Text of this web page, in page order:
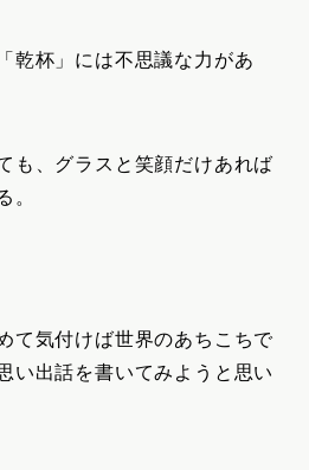
乾杯」には不思議な力があ
も、グラスと笑顔だけあれば
。
て気付けば世界のあちこちで
い出話を書いてみようと思い